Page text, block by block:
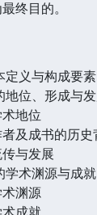
终目的。
定义与构成要素
地位、形成与
地位
及成书的历史
与发展
学术渊源与成就
渊源